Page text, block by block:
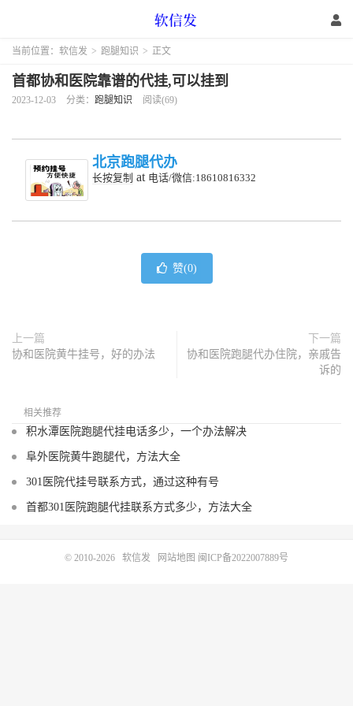
当前位置： 软信发 > 跑腿知识 > 正文
首都协和医院靠谱的代挂,可以挂到
2023-12-03 分类： 跑腿知识 阅读(69)
北京跑腿代办
长按复制 at 电话/微信:18610816332
赞(0)
上一篇
协和医院黄牛挂号，好的办法
下一篇
协和医院跑腿代办住院，亲戚告
诉的
相关推荐
积水潭医院跑腿代挂电话多少，一个办法解决
阜外医院黄牛跑腿代，方法大全
301医院代挂号联系方式，通过这种有号
首都301医院跑腿代挂联系方式多少，方法大全
© 2010-2026 软信发 网站地图 闽ICP备2022007889号